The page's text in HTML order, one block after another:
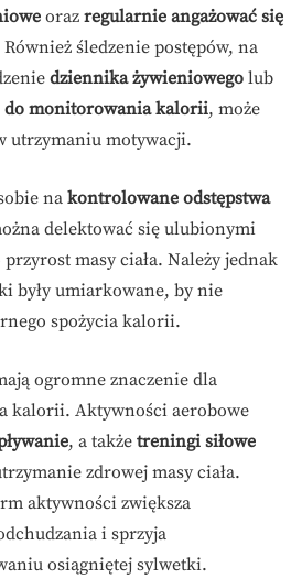
oraz regularnie angażować się
Również śledzenie postępów, na
dziennika żywieniowego lub
monitorowania kalorii, może
utrzymaniu motywacji.
na kontrolowane odstępstwa
delektować się ulubionymi
masy ciała. Należy jednak
były umiarkowane, by nie
spożycia kalorii.
ogromne znaczenie dla
kalorii. Aktywności aerobowe
, a także treningi siłowe
zdrowej masy ciała.
aktywności zwiększa
i sprzyja
osiągniętej sylwetki.